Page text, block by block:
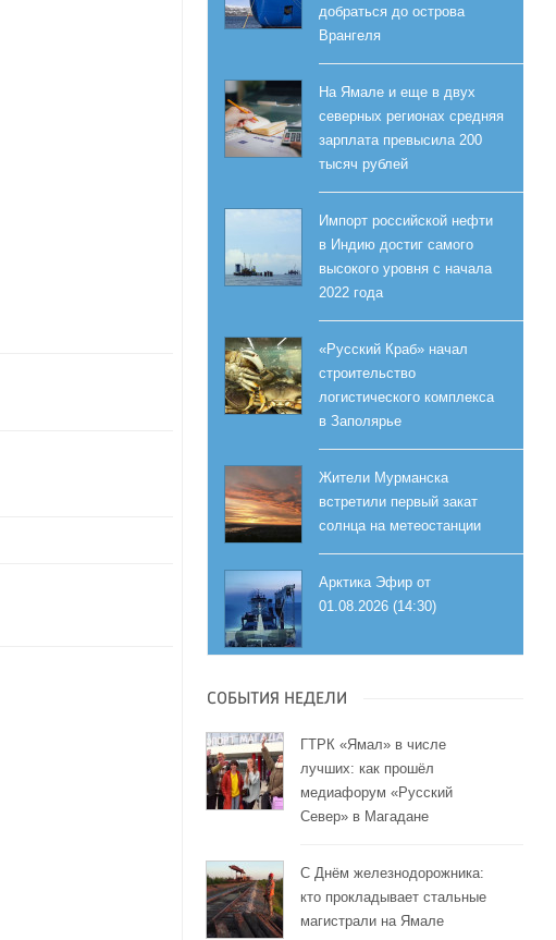
добраться до острова
Врангеля
На Ямале и еще в двух
северных регионах средняя
зарплата превысила 200
тысяч рублей
Импорт российской нефти
в Индию достиг самого
высокого уровня с начала
2022 года
«Русский Краб» начал
строительство
логистического комплекса
в Заполярье
Жители Мурманска
встретили первый закат
солнца на метеостанции
Арктика Эфир от
01.08.2026 (14:30)
СОБЫТИЯ НЕДЕЛИ
ГТРК «Ямал» в числе
лучших: как прошёл
медиафорум «Русский
Север» в Магадане
С Днём железнодорожника:
кто прокладывает стальные
магистрали на Ямале